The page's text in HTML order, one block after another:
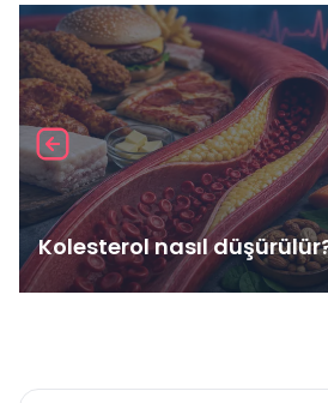
Kolesterol nasıl